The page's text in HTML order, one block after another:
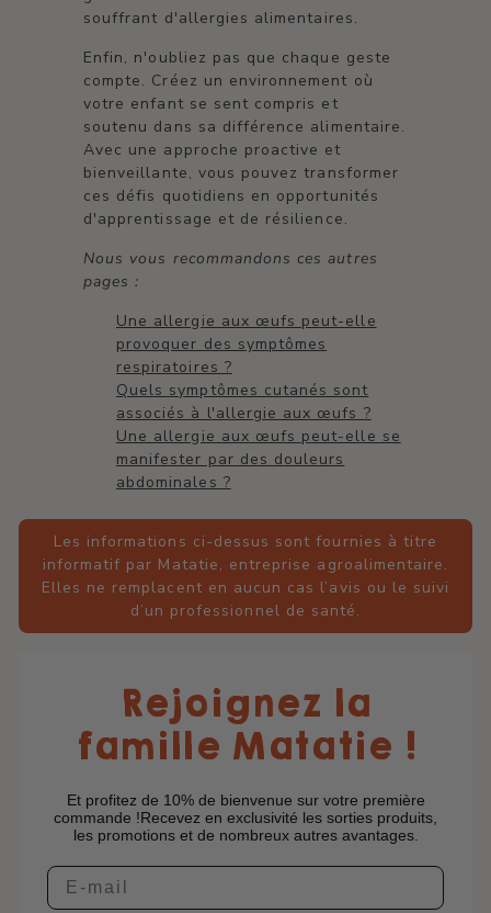
souffrant d'allergies alimentaires.
Enfin, n'oubliez pas que chaque geste
compte. Créez un environnement où
votre enfant se sent compris et
soutenu dans sa différence alimentaire.
Avec une approche proactive et
bienveillante, vous pouvez transformer
ces défis quotidiens en opportunités
d'apprentissage et de résilience.
Nous vous recommandons ces autres
pages :
​Une allergie aux œufs peut-elle
provoquer des symptômes
respiratoires ?
Quels symptômes cutanés sont
associés à l'allergie aux œufs ?
Une allergie aux œufs peut-elle se
manifester par des douleurs
abdominales ?
Les informations ci-dessus sont fournies à titre
informatif par Matatie, entreprise agroalimentaire.
Elles ne remplacent en aucun cas l’avis ou le suivi
d’un professionnel de santé.
Rejoignez la
famille Matatie !
Et profitez de 10% de bienvenue sur votre première
commande !Recevez en exclusivité les sorties produits,
les promotions et de nombreux autres avantages.